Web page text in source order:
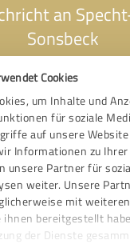
Cookies
um Inhalte und
für soziale
auf unsere
Informationen zu
unsere Partner für
weiter. Unsere
mit
ihnen bereitgestellt
der Dienste
an
Sonsbeck